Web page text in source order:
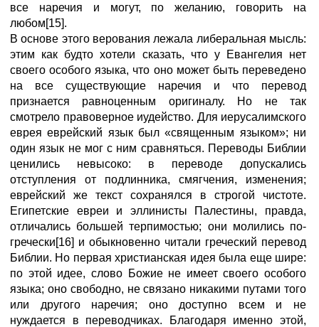
все наречия и могут, по желанию, говорить на
любом[15].
В основе этого верования лежала либеральная мысль:
этим как будто хотели сказать, что у Евангелия нет
своего особого языка, что оно может быть переведено
на все существующие наречия и что перевод
признается равноценным оригиналу. Но не так
смотрело правоверное иудейство. Для иерусалимского
еврея еврейский язык был «священным языком»; ни
один язык не мог с ним сравняться. Переводы Библии
ценились невысоко: в переводе допускались
отступления от подлинника, смягчения, изменения;
еврейский же текст сохранялся в строгой чистоте.
Египетские евреи и эллинисты Палестины, правда,
отличались большей терпимостью; они молились по-
гречески[16] и обыкновенно читали греческий перевод
Библии. Но первая христианская идея была еще шире:
по этой идее, слово Божие не имеет своего особого
языка; оно свободно, не связано никакими путами того
или другого наречия; оно доступно всем и не
нуждается в переводчиках. Благодаря именно этой,